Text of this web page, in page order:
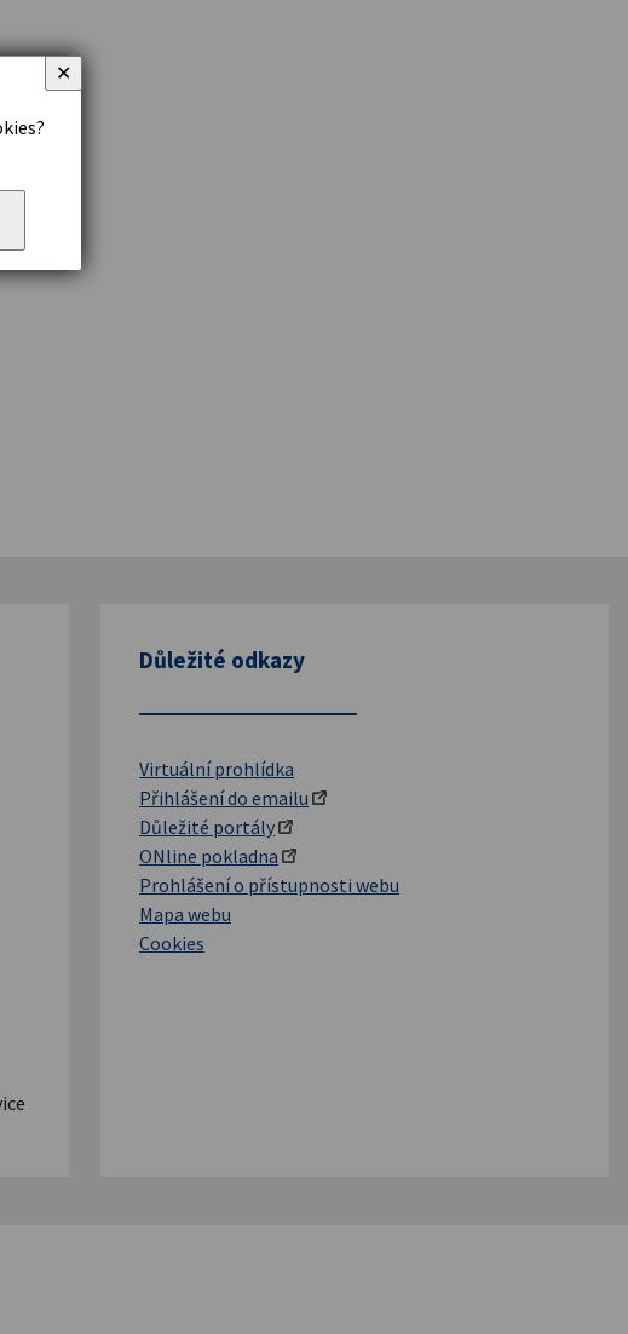
Důležité odkazy
Virtuální prohlídka
Přihlášení do emailu
Důležité portály
ONline pokladna
Prohlášení o přístupnosti webu
Mapa webu
Cookies
✕